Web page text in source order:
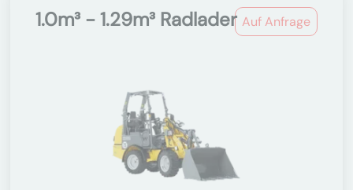
Auf Anfrage
1.0m³ - 1.29m³ Radlader